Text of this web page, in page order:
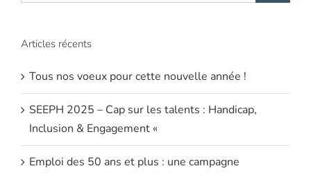
Articles récents
Tous nos voeux pour cette nouvelle année !
SEEPH 2025 – Cap sur les talents : Handicap,
Inclusion & Engagement «
Emploi des 50 ans et plus : une campagne